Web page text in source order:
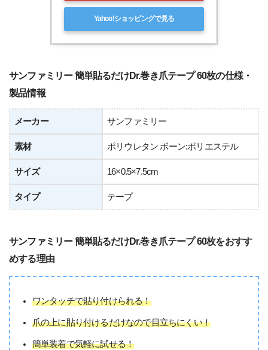
Yahoo!ショッピングで見る
サンファミリー 簡単貼るだけDr.巻き爪テープ 60枚の仕様・
製品情報
メーカー サンファミリー
素材 ポリウレタン ボーン:ポリエステル
サイズ 16×0.5×7.5cm
タイプ テープ
サンファミリー 簡単貼るだけDr.巻き爪テープ 60枚をおすす
めする理由
ワンタッチで貼り付けられる！
爪の上に貼り付けるだけなので目立ちにくい！
簡単装着で気軽に試せる！